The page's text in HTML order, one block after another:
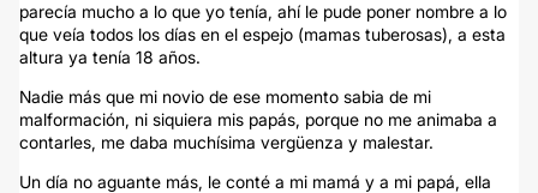
parecía mucho a lo que yo tenía, ahí le pude poner nombre a lo
que veía todos los días en el espejo (mamas tuberosas), a esta
altura ya tenía 18 años.
Nadie más que mi novio de ese momento sabia de mi
malformación, ni siquiera mis papás, porque no me animaba a
contarles, me daba muchísima vergüenza y malestar.
Un día no aguante más, le conté a mi mamá y a mi papá, ella